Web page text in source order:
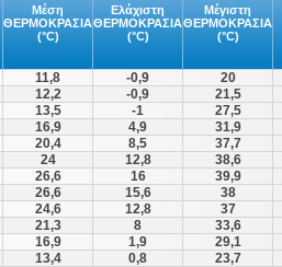
Μέση
ΘΕΡΜΟΚΡΑΣΙΑ
(°C)
Ελάχιστη
ΘΕΡΜΟΚΡΑΣΙΑ
(°C)
Μέγιστη
ΘΕΡΜΟΚΡΑΣΙΑ
(°C)
11,8 -0,9 20
12,2 -0,9 21,5
13,5 -1 27,5
16,9 4,9 31,9
20,4 8,5 37,7
24 12,8 38,6
26,6 16 39,9
26,6 15,6 38
24,6 12,8 37
21,3 8 33,6
16,9 1,9 29,1
13,4 0,8 23,7